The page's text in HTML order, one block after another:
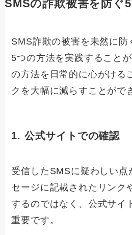
SMSの詐欺被害を防ぐ
SMS詐欺の被害を未然に防
5つの方法を実践すること
の方法を日常的に心がける
クを大幅に減らすことがで
1. 公式サイトでの確認
受信したSMSに疑わしい点
セージに記載されたリンク
するのではなく、公式サイ
重要です。